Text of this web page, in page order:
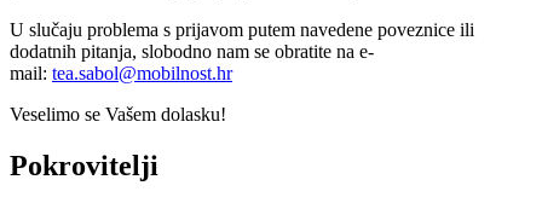
U slučaju problema s prijavom putem navedene poveznice ili
dodatnih pitanja, slobodno nam se obratite na e-
mail: tea.sabol@mobilnost.hr
Veselimo se Vašem dolasku!
Pokrovitelji